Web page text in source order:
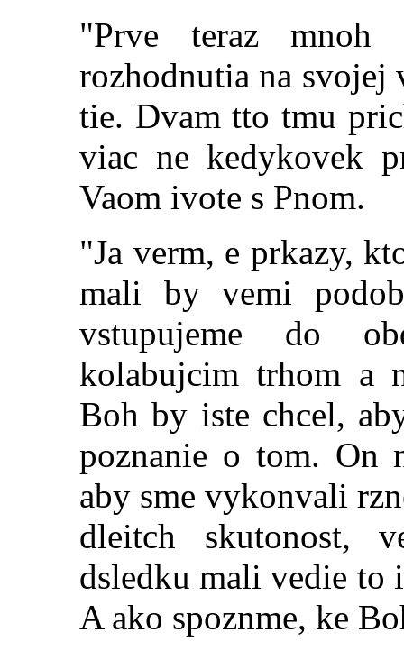
"Prve teraz
rozhodnutia na svojej
tie. Dvam tto tmu
viac ne kedykovek
Vaom ivote s Pnom.
"Ja verm, e prkazy,
mali by vemi
vstupujeme do
kolabujcim trhom a
Boh by iste chcel,
poznanie o tom. On
aby sme vykonvali
dleitch skutonost,
dsledku mali vedie to
A ako spoznme, ke